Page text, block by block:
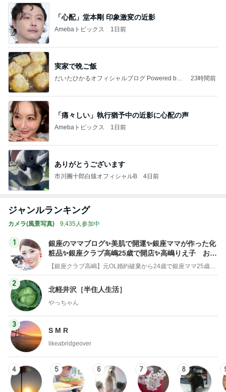
「心配」堂本剛 印象激変の近影
Amebaトピックス 1日前
実家で晩ご飯
だいたひかるオフィシャルブログ Powered by
23時間前
「痛々しい」執行猶予中の近影に心配の声
Amebaトピックス 1日前
ありがとうございます
市川團十郎白猿オフィシャルB 4日前
ジャンルランキング
カメラ(風景写真) 9,435人参加中
1
銀座のママブログ✨美肌で開運✨銀座ママが作った化
粧品✨銀座クラブ高嶋25歳で開店✨高嶋りえ子 お着
物でエルメス バーキン コーデ
【銀座クラブ高嶋】元OL婚約破棄から24歳で銀座ママ25歳でオーナーママ銀座 美肌で開運♡パワースポット巡り高嶋りえ子ブログ
2
北軽井沢［半住人生活］
やっちゃん
3
S M R
likeabridgeover
4 5 6 7 8